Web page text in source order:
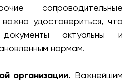
сопроводительные
удостовериться, что
актуальны и
нормам.
организации. Важнейшим